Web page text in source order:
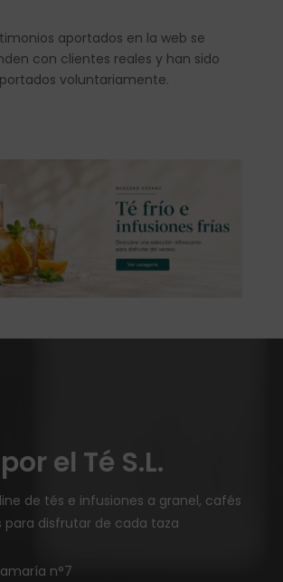
aportados en la web se
con clientes reales y han sido
voluntariamente.
el Té S.L.
de tés e infusiones a granel, cafés
disfrutar de cada taza
n°7